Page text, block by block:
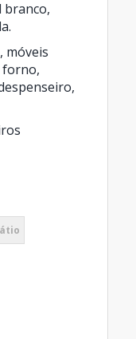
branco,
móveis
forno,